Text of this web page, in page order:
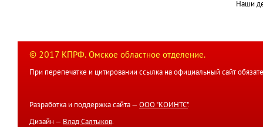
Наши
© 2017 КПРФ. Омское областное отделение.
При перепечатке и цитировании ссылка на официальный сайт
Разработка и поддержка сайта — ООО "КОИНТС".
Дизайн — Влад Салтыков.